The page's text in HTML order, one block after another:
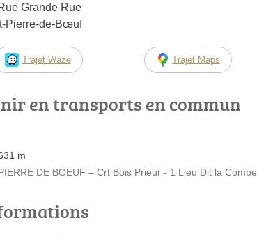
Grande Rue
Pierre-de-Bœuf
Trajet Waze Trajet Maps
en transports en commun
m
DE BOEUF – Crt Bois Prieur - 1 Lieu Dit la Combe